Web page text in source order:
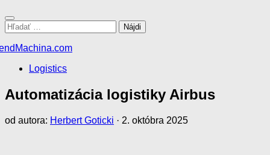
Hľadať:
Logistics
Automatizácia logistiky Airbus
od autora: Herbert Goticki · 2. októbra 2025